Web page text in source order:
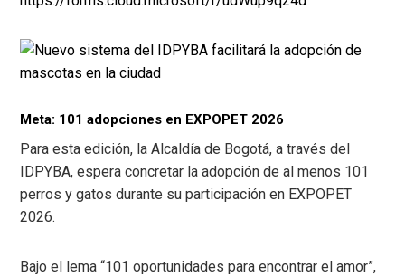
Meta: 101 adopciones en EXPOPET 2026
Para esta edición, la Alcaldía de Bogotá, a través del
IDPYBA, espera concretar la adopción de al menos 101
perros y gatos durante su participación en EXPOPET
2026.
Bajo el lema “101 oportunidades para encontrar el amor”,